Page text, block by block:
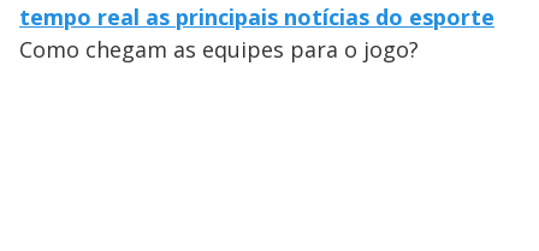
tempo real as principais notícias do esporte
Como chegam as equipes para o jogo?